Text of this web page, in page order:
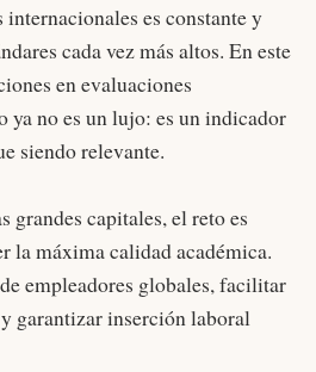
internacionales es constante y
cada vez más altos. En este
en evaluaciones
ya no es un lujo: es un indicador
siendo relevante.
grandes capitales, el reto es
la máxima calidad académica.
empleadores globales, facilitar
garantizar inserción laboral